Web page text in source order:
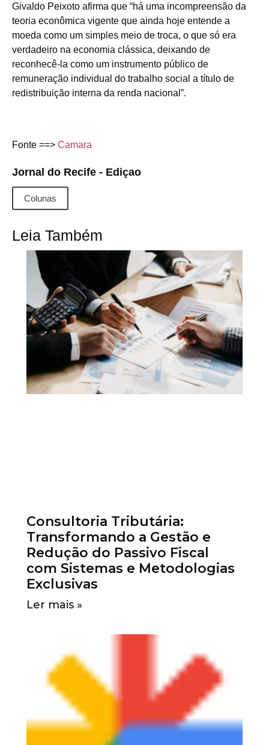
Givaldo Peixoto afirma que “há uma incompreensão da
teoria econômica vigente que ainda hoje entende a
moeda como um simples meio de troca, o que só era
verdadeiro na economia clássica, deixando de
reconhecê-la como um instrumento público de
remuneração individual do trabalho social a título de
redistribuição interna da renda nacional”.
Fonte ==> Camara
Jornal do Recife - Ediçao
Colunas
Leia Também
Consultoria Tributária:
Transformando a Gestão e
Redução do Passivo Fiscal
com Sistemas e Metodologias
Exclusivas
Ler mais »